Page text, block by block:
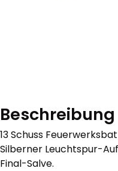
Beschreibung
13 Schuss
Silberner Leuchtspur-
Final-Salve.